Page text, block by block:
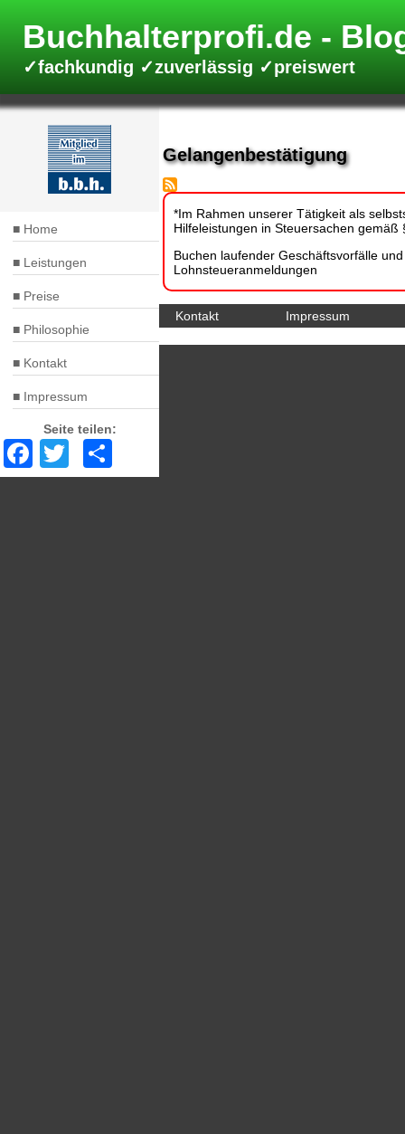
InhaltBuchhalterprofi.de
✓fachkundig ✓zuverlässig ✓preiswert
Hauptnavigation
Home
Leistungen
Preise
Philosophie
Kontakt
Impressum
Seite teilen:
Facebook
Twitter
Gelangenbestätigung
*Im Rahmen unserer Tätigkeit als
Hilfeleistungen in Steuersachen gemäß
Buchen laufender Geschäftsvorfälle
Lohnsteueranmeldungen
Fußbereich
Kontakt Impressum